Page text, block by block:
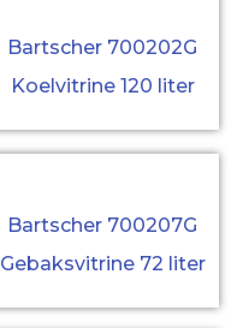
Bartscher 700202G
Koelvitrine 120 liter
Bartscher 700207G
Gebaksvitrine 72 liter